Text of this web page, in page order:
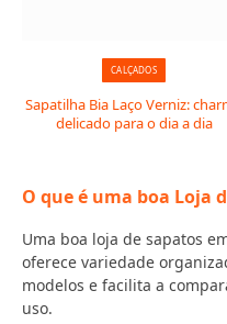
CALÇADOS
Sapatilha Bia Laço Verniz:
delicado para o dia a dia
O que é uma boa Loja
Uma boa loja de sapatos
oferece variedade
modelos e facilita a
uso.